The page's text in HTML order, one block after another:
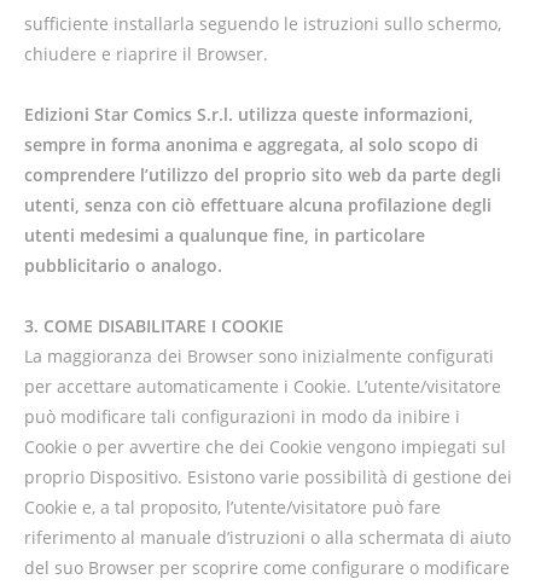
sufficiente installarla seguendo le istruzioni sullo schermo,
chiudere e riaprire il Browser.
Edizioni Star Comics S.r.l. utilizza queste informazioni,
sempre in forma anonima e aggregata, al solo scopo di
comprendere l’utilizzo del proprio sito web da parte degli
utenti, senza con ciò effettuare alcuna profilazione degli
utenti medesimi a qualunque fine, in particolare
pubblicitario o analogo.
3. COME DISABILITARE I COOKIE
La maggioranza dei Browser sono inizialmente configurati
per accettare automaticamente i Cookie. L’utente/visitatore
può modificare tali configurazioni in modo da inibire i
Cookie o per avvertire che dei Cookie vengono impiegati sul
proprio Dispositivo. Esistono varie possibilità di gestione dei
Cookie e, a tal proposito, l’utente/visitatore può fare
riferimento al manuale d’istruzioni o alla schermata di aiuto
del suo Browser per scoprire come configurare o modificare